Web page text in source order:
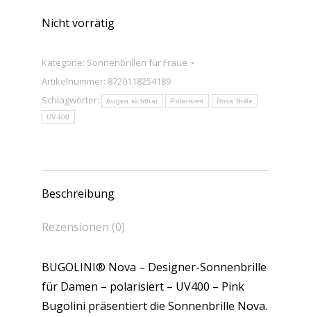
Nicht vorrätig
Kategorie: Sonnenbrillen für Fraue
Artikelnummer: 8720118254189
Schlagwörter:
Augen sichtbar Polarisiert Rosa Brille
UV400
Beschreibung
Rezensionen (0)
BUGOLINI® Nova – Designer-Sonnenbrille
für Damen – polarisiert – UV400 – Pink
Bugolini präsentiert die Sonnenbrille Nova.